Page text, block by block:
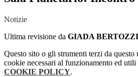
Notizie
Ultima revisione da GIADA BERTOZZI
Questo sito o gli strumenti terzi da
cookie necessari al funzionamento ed
COOKIE POLICY.